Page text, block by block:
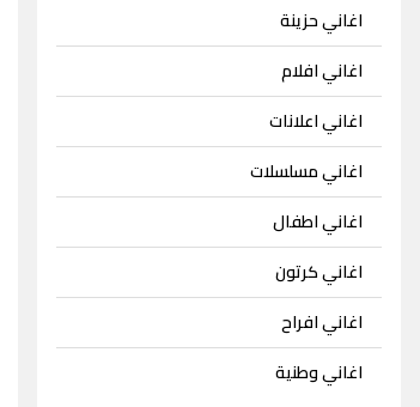
اغاني حزينة
اغاني افلام
اغاني اعلانات
اغاني مسلسلات
اغاني اطفال
اغاني كرتون
اغاني افراح
اغاني وطنية